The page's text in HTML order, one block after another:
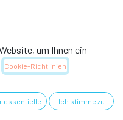
PM
of men with (hormone-
um Ihnen ein
Cookie-Richtlinien
essentielle Ich stimme zu